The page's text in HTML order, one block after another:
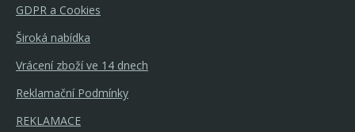
GDPR a Cookies
Široká nabídka
Vrácení zboží ve 14 dnech
Reklamační Podmínky
REKLAMACE